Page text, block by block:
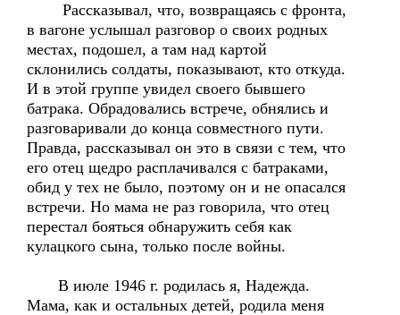
Рассказывал, что, возвращаясь с фронта,
в вагоне услышал разговор о своих родных
местах, подошел, а там над картой
склонились солдаты, показывают, кто откуда.
И в этой группе увидел своего бывшего
батрака. Обрадовались встрече, обнялись и
разговаривали до конца совместного пути.
Правда, рассказывал он это в связи с тем, что
его отец щедро расплачивался с батраками,
обид у тех не было, поэтому он и не опасался
встречи. Но мама не раз говорила, что отец
перестал бояться обнаружить себя как
кулацкого сына, только после войны.
В июле 1946 г. родилась я, Надежда.
Мама, как и остальных детей, родила меня